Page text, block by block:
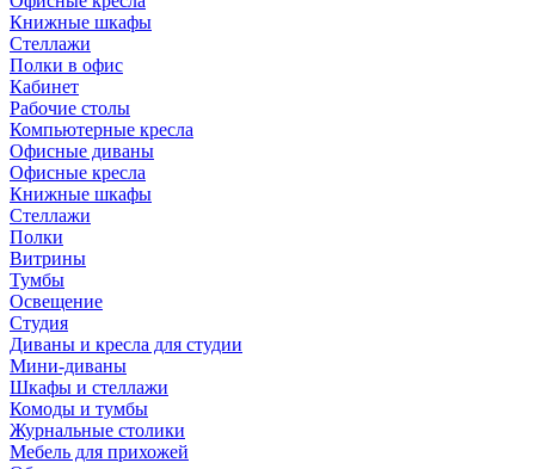
Книжные шкафы
Стеллажи
Полки в офис
Кабинет
Рабочие столы
Компьютерные кресла
Офисные диваны
Офисные кресла
Книжные шкафы
Стеллажи
Полки
Витрины
Тумбы
Освещение
Студия
Диваны и кресла для студии
Мини-диваны
Шкафы и стеллажи
Комоды и тумбы
Журнальные столики
Мебель для прихожей